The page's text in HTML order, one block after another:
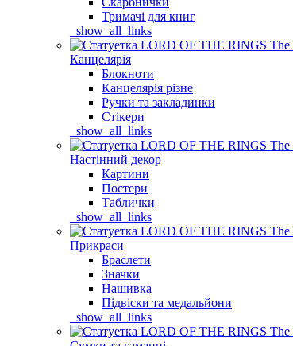
Тримачі для книг
_show_all_links
Канцелярія
Блокноти
Канцелярія різне
Ручки та закладинки
Стікери
_show_all_links
Настінний декор
Картини
Постери
Таблички
_show_all_links
Прикраси
Браслети
Значки
Нашивка
Підвіски та медальйони
_show_all_links